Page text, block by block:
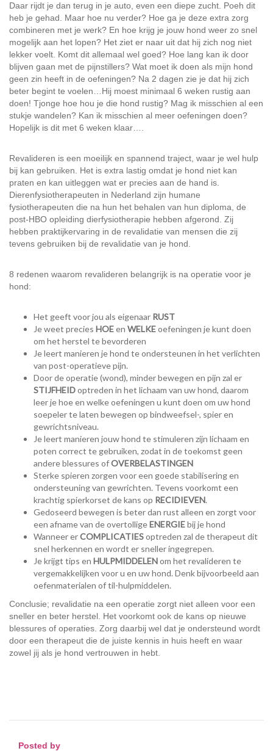
Daar rijdt je dan terug in je auto, even een diepe zucht. Poeh dit
heb je gehad. Maar hoe nu verder? Hoe ga je deze extra zorg
combineren met je werk? En hoe krijg je jouw hond weer zo snel
mogelijk aan het lopen? Het ziet er naar uit dat hij zich nog niet
lekker voelt. Komt dit allemaal wel goed? Hoe lang kan ik door
blijven gaan met de pijnstillers? Wat moet ik doen als mijn hond
geen zin heeft in de oefeningen? Na 2 dagen zie je dat hij zich
beter begint te voelen…Hij moest minimaal 6 weken rustig aan
doen! Tjonge hoe hou je die hond rustig? Mag ik misschien al een
stukje wandelen? Kan ik misschien al meer oefeningen doen?
Hopelijk is dit met 6 weken klaar….
Revalideren is een moeilijk en spannend traject, waar je wel hulp
bij kan gebruiken. Het is extra lastig omdat je hond niet kan
praten en kan uitleggen wat er precies aan de hand is.
Dierenfysiotherapeuten in Nederland zijn humane
fysiotherapeuten die na hun het behalen van hun diploma, de
post-HBO opleiding dierfysiotherapie hebben afgerond. Zij
hebben praktijkervaring in de revalidatie van mensen die zij
tevens gebruiken bij de revalidatie van je hond.
8 redenen waarom revalideren belangrijk is na operatie voor je
hond:
Het geeft voor jou als eigenaar RUST
Je weet precies HOEen WELKEoefeningen je kunt doen
om het herstel te bevorderen
Je leert manieren je hond te ondersteunen in het verlichten
van post-operatieve pijn.
Door de operatie (wond), minder bewegen en pijn zal er
STIJFHEIDoptreden in het lichaam van uw hond, daarom
leer je hoe en welke oefeningen u kunt doen om uw hond
soepeler te laten bewegen op bindweefsel-, spier en
gewrichtsniveau.
Je leert manieren jouw hond te stimuleren zijn lichaam en
poten correct te gebruiken, zodat in de toekomst geen
andere blessures ofOVERBELASTINGEN
Sterke spieren zorgen voor een goede stabilisering en
ondersteuning van gewrichten. Tevens voorkomt een
krachtig spierkorset de kans op RECIDIEVEN.
Gedoseerd bewegen is beter dan rust alleen en zorgt voor
een afname van de overtolligeENERGIEbij je hond
Wanneer erCOMPLICATIESoptreden zal de therapeut dit
snel herkennen en wordt er sneller ingegrepen.
Je krijgt tips en HULPMIDDELENom het revalideren te
vergemakkelijken voor u en uw hond. Denk bijvoorbeeld aan
oefenmaterialen of til-hulpmiddelen.
Conclusie; revalidatie na een operatie zorgt niet alleen voor een
sneller en beter herstel. Het voorkomt ook de kans op nieuwe
blessures of operaties. Zorg daarbij wel dat je ondersteund wordt
door een therapeut die de juiste kennis in huis heeft en waar
zowel jij als je hond vertrouwen in hebt.
Posted by